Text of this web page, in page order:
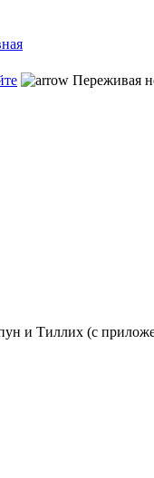
Переживая
и Тиллих (с